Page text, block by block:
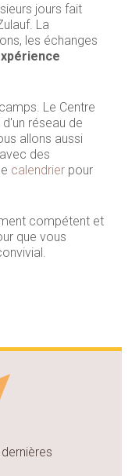
jours fait
La
les échanges
Le Centre
réseau de
allons aussi
des
calendrierpour
compétent et
que vous